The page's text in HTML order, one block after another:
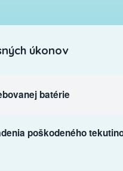
úkonov
batérie
poškodeného